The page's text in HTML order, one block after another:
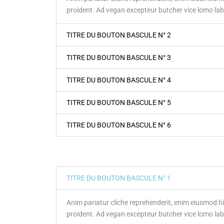
GROUPES
GAZ
MOTEURS
ALTERNATEURS
PANNEAUX DE
CAPOTAGES
SOLUTIONS DE
proident. Ad vegan excepteur butcher vice lomo
TITRE DU BOUTON BASCULE N° 2
TITRE DU BOUTON BASCULE N° 3
TITRE DU BOUTON BASCULE N° 4
TITRE DU BOUTON BASCULE N° 5
TITRE DU BOUTON BASCULE N° 6
TITRE DU BOUTON BASCULE N° 1
Anim pariatur cliche reprehenderit, enim eiusmod
proident. Ad vegan excepteur butcher vice lomo